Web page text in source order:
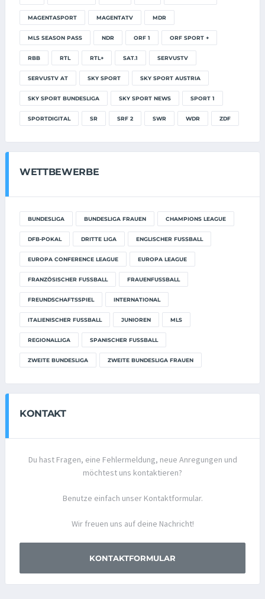
MAGENTASPORT MAGENTATV MDR
MLS SEASON PASS NDR ORF 1 ORF SPORT +
RBB RTL RTL+ SAT.1 SERVUSTV
SERVUSTV AT SKY SPORT SKY SPORT AUSTRIA
SKY SPORT BUNDESLIGA SKY SPORT NEWS SPORT 1
SPORTDIGITAL SR SRF 2 SWR WDR ZDF
WETTBEWERBE
BUNDESLIGA BUNDESLIGA FRAUEN CHAMPIONS LEAGUE
DFB-POKAL DRITTE LIGA ENGLISCHER FUSSBALL
EUROPA CONFERENCE LEAGUE EUROPA LEAGUE
FRANZÖSISCHER FUSSBALL FRAUENFUSSBALL
FREUNDSCHAFTSSPIEL INTERNATIONAL
ITALIENISCHER FUSSBALL JUNIOREN MLS
REGIONALLIGA SPANISCHER FUSSBALL
ZWEITE BUNDESLIGA ZWEITE BUNDESLIGA FRAUEN
KONTAKT
Du hast Fragen, eine Fehlermeldung, neue Anregungen und
möchtest uns kontaktieren?
Benutze einfach unser Kontaktformular.
Wir freuen uns auf deine Nachricht!
KONTAKTFORMULAR